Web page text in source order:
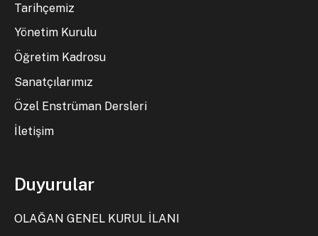
Tarihçemiz
Yönetim Kurulu
Öğretim Kadrosu
Sanatçılarımız
Özel Enstrüman Dersleri
İletişim
Duyurular
OLAĞAN GENEL KURUL İLANI